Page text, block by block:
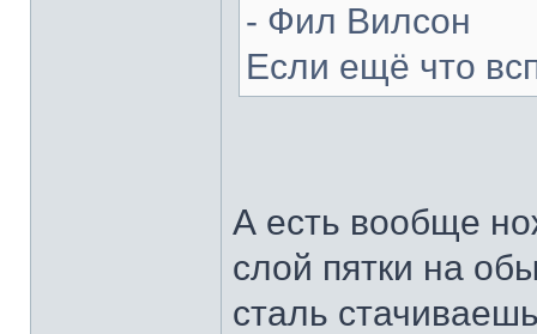
- Фил Вилсон
Если ещё что
А есть вообще
слой пятки на
сталь